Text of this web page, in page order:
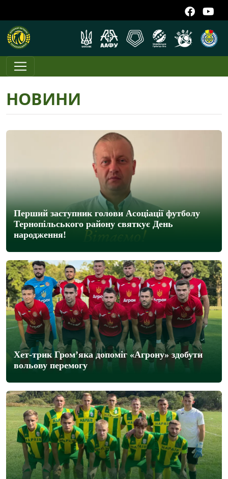
НОВИНИ
Перший заступник голови Асоціації футболу
Тернопільського району святкує День
народження!
Хет-трик Гром’яка допоміг «Агрону» здобути
вольову перемогу